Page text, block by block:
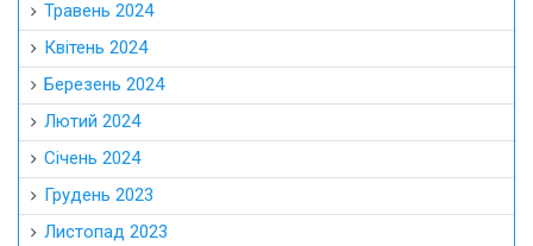
Травень 2024
Квітень 2024
Березень 2024
Лютий 2024
Січень 2024
Грудень 2023
Листопад 2023